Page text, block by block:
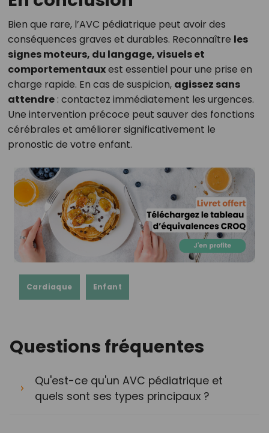
Bien que rare, l’AVC pédiatrique peut avoir des
conséquences graves et durables. Reconnaître les
signes moteurs, du langage, visuels et
comportementauxest essentiel pour une prise en
charge rapide. En cas de suspicion, agissez sans
attendre: contactez immédiatement les urgences.
Une intervention précoce peut sauver des fonctions
cérébrales et améliorer significativement le
pronostic de votre enfant.
Cardiaque Enfant
Questions fréquentes
Qu'est-ce qu'un AVC pédiatrique et
quels sont ses types principaux ?